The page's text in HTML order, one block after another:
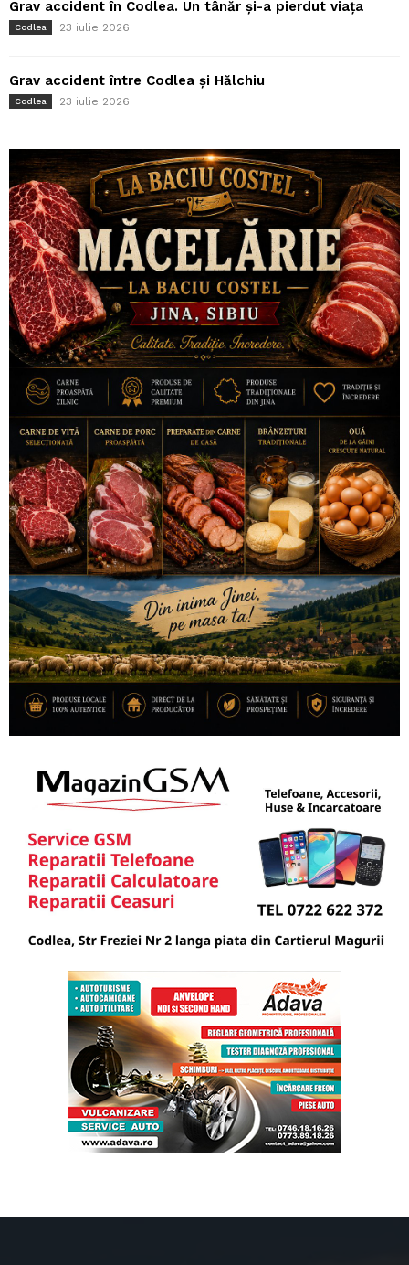
Grav accident în Codlea. Un tânăr și-a pierdut viața
Codlea 23 iulie 2026
Grav accident între Codlea și Hălchiu
Codlea 23 iulie 2026